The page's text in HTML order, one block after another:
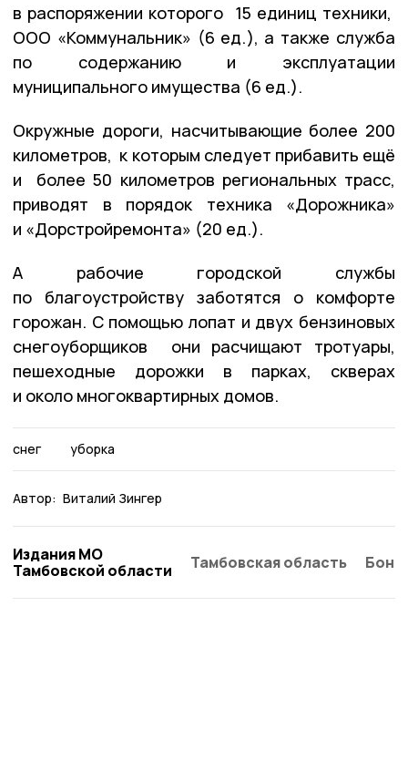
в распоряжении которого 15 единиц техники,
ООО «Коммунальник» (6 ед.), а также служба
по содержанию и эксплуатации
муниципального имущества (6 ед.).
Окружные дороги, насчитывающие более 200
километров, к которым следует прибавить ещё
и более 50 километров региональных трасс,
приводят в порядок техника «Дорожника»
и «Дорстройремонта» (20 ед.).
А рабочие городской службы
по благоустройству заботятся о комфорте
горожан. С помощью лопат и двух бензиновых
снегоуборщиков они расчищают тротуары,
пешеходные дорожки в парках, скверах
и около многоквартирных домов.
снег уборка
Автор: Виталий Зингер
Издания МО
Тамбовской области
Тамбовская область